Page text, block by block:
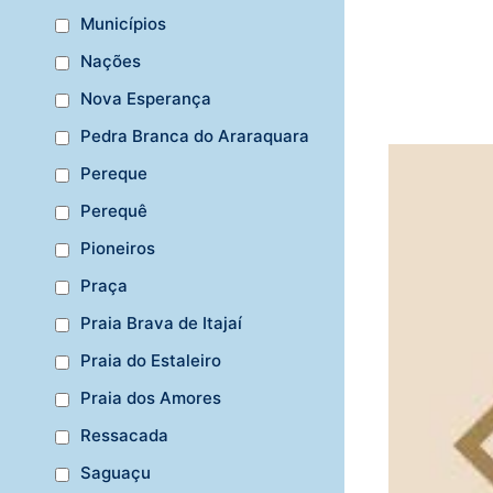
Municípios
Nações
Nova Esperança
Pedra Branca do Araraquara
Pereque
Perequê
Pioneiros
Praça
Praia Brava de Itajaí
Praia do Estaleiro
Praia dos Amores
Ressacada
Saguaçu